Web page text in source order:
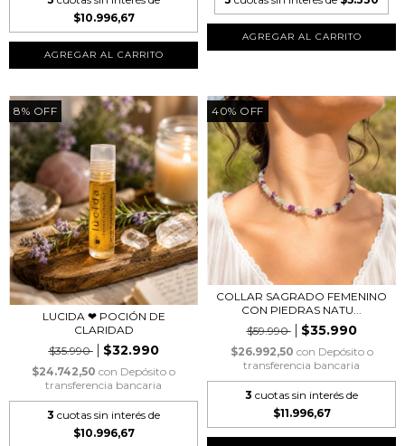
$10.996,67
8% OFF
LUCIDA ❤︎ POCIÓN DE
CLARIDAD
$35.990
$32.990
$24.742,50 con Depósito o
transferencia bancaria
3 cuotas sin interés de
$10.996,67
40% OFF
COLLAR SAGRADO FEMENINO
CON PIEDRAS NATU...
$59.990
$35.990
$26.992,50 con Depósito o
transferencia bancaria
3 cuotas sin interés de
$11.996,67